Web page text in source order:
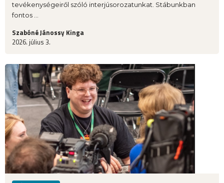
tevékenységeiről szóló interjúsorozatunkat. Stábunkban
fontos ...
Szabóné Jánossy Kinga
2026. július 3.